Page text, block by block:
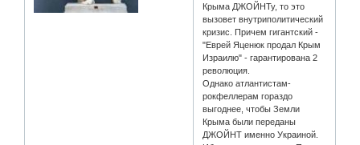
Крыма ДЖОЙНТу, то это
вызовет внутриполитический
кризис. Причем гигантский -
"Еврей Яценюк продал Крым
Израилю" - гарантирована 2
революция.
Однако атлантистам-
рокфеллерам гораздо
выгоднее, чтобы Земли
Крыма были переданы
ДЖОЙНТ именно Украиной.